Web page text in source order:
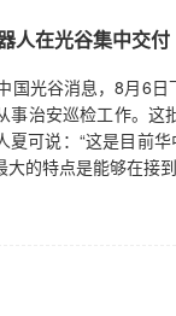
人在光谷集中交付
国光谷消息，8月6
事治安巡检工作。
夏可说：“这是目前
大的特点是能够在接